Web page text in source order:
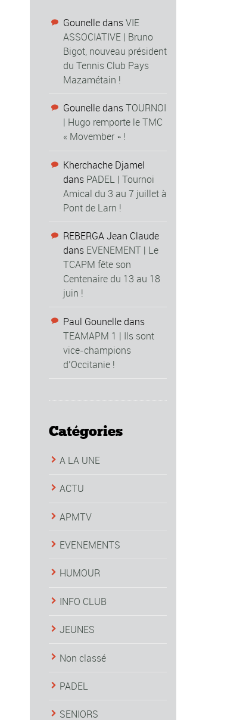
GounelledansVIE
ASSOCIATIVE | Bruno
Bigot, nouveau président
du Tennis Club Pays
Mazamétain !
GounelledansTOURNOI
| Hugo remporte le TMC
« Movember » !
Kherchache Djamel
dans PADEL | Tournoi
Amical du 3 au 7 juillet à
Pont de Larn !
REBERGA Jean Claude
dans EVENEMENT | Le
TCAPM fête son
Centenaire du 13 au 18
juin !
Paul Gounelledans
TEAMAPM 1 | Ils sont
vice-champions
d’Occitanie !
Catégories
A LA UNE
ACTU
APMTV
EVENEMENTS
HUMOUR
INFO CLUB
JEUNES
Non classé
PADEL
SENIORS